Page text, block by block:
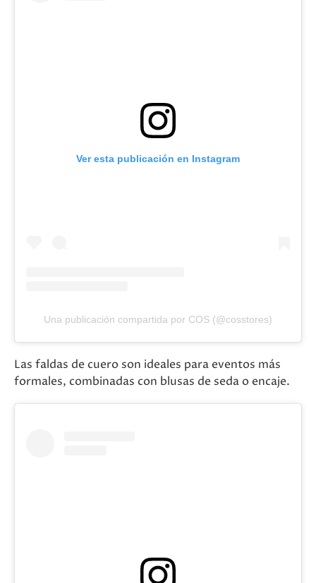
Ver esta publicación en Instagram
Una publicación compartida por COS (@cosstores)
Las faldas de cuero son ideales para eventos más
formales, combinadas con blusas de seda o encaje​.